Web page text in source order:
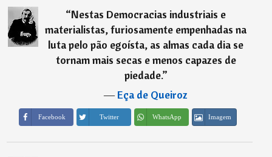
“Nestas Democracias industriais e
materialistas, furiosamente empenhadas na
luta pelo pão egoísta, as almas cada dia se
tornam mais secas e menos capazes de
piedade.”
―Eça de Queiroz
Facebook Twitter WhatsApp Imagem